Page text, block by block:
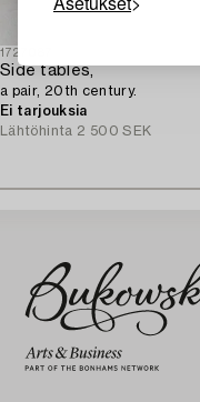
1727087
Side tables,
a pair, 20th century.
Ei tarjouksia
Lähtöhinta 2 500 SEK